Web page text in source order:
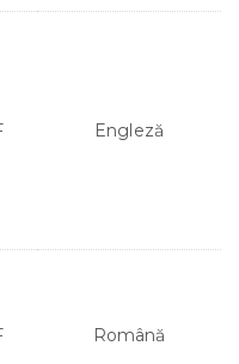
Engleză
Română